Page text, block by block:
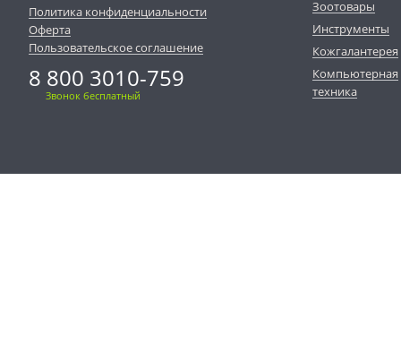
Политика конфиденциальности
Оферта
Пользовательское соглашение
8 800 3010-759
Звонок бесплатный
Зоотовары
Инструменты
Кожгалантерея
Компьютерная
техника